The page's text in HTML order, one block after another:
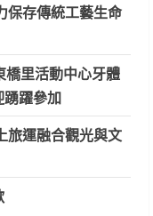
保存傳統工藝生命
橋里活動中心牙體
躍參加
旅運融合觀光與文